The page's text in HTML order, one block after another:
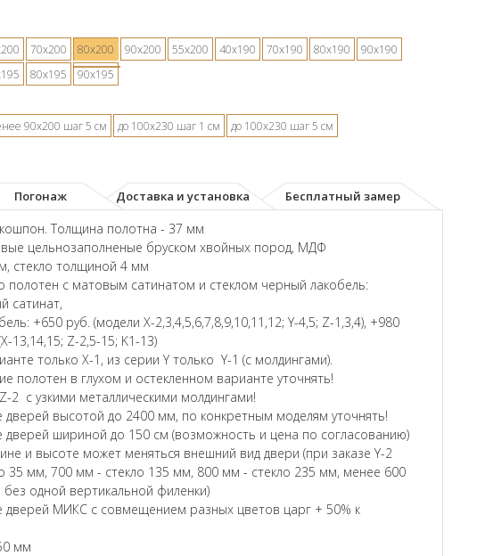
70х200 80х200 90х200 55х200 40х190 70х190 80х190
90х190
80х195
90х195
90х200 шаг 5 см до 100х230 шаг 1 см до 100х230 шаг 5 см
Погонаж Доставка и установка Бесплатный замер
Толщина полотна - 37 мм
цельнозаполненые бруском хвойных пород, МДФ
стекло толщиной 4 мм
полотен с матовым сатинатом и стеклом черный лакобель:
сатинат,
+650 руб. (модели Х-2,3,4,5,6,7,8,9,10,11,12; Y-4,5; Z-1,3,4), +980
13,14,15; Z-2,5-15; K1-13)
только X-1, из серии Y только Y-1 (с молдингами).
полотен в глухом и остекленном варианте уточнять!
2 с узкими металлическими молдингами!
высотой до 2400 мм, по конкретным моделям уточнять!
дверей шириной до 150 см (возможность и цена по согласованию)
и высоте может меняться внешний вид двери (при заказе Y-2
35 мм, 700 мм - стекло 135 мм, 800 мм - стекло 235 мм, менее 600
одной вертикальной филенки)
дверей МИКС с совмещением разных цветов царг + 50% к
мм